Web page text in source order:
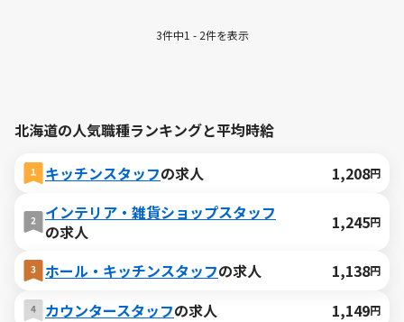
3件中1 - 2件を表示
北海道の人気職種ランキングと平均時給
キッチンスタッフの求人 1,208円
インテリア・雑貨ショップスタッフ
の求人
1,245円
ホール・キッチンスタッフの求人 1,138円
カウンタースタッフの求人 1,149円